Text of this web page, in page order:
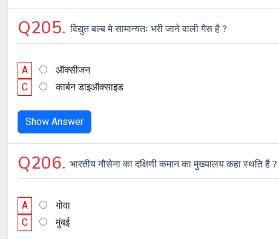
Q205.विद्युत बल्ब मे सामान्यतः भरी जाने वाली गैस है ?
A ऑक्सीजन
C
कार्बन डाइऑक्साइड
Show Answer
Q206. भारतीय नौसेना का दक्षिणी कमान का मुख्यालय कहा स्थति है ?
A गोवा
C
मुंबई